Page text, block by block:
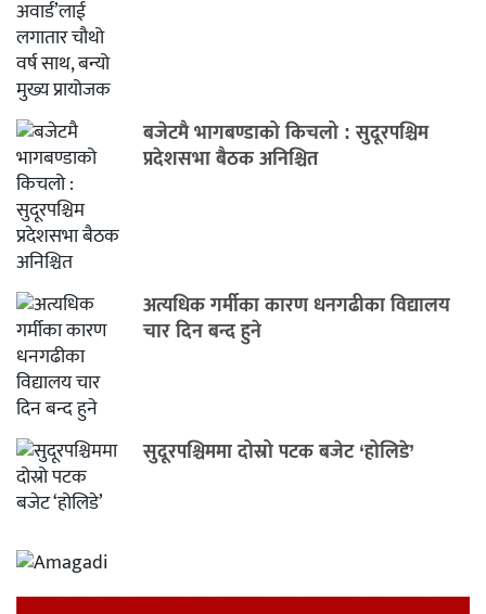
बजेटमै भागबण्डाको किचलो : सुदूरपश्चिम
प्रदेशसभा बैठक अनिश्चित
अत्यधिक गर्मीका कारण धनगढीका विद्यालय
चार दिन बन्द हुने
सुदूरपश्चिममा दोस्रो पटक बजेट ‘होलिडे’